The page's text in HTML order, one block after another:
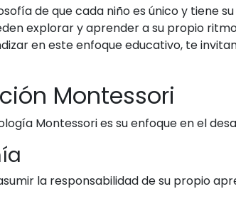
de que cada niño es único y tiene
explorar y aprender a su propio
en este enfoque educativo, te
Montessori
Montessori es su enfoque en el
la responsabilidad de su propio